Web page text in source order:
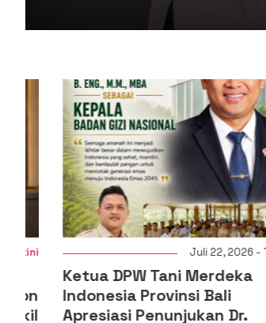
Juli 22, 2026 -Terkini
Ketua DPW Tani Merdeka
Indonesia Provinsi Bali
Apresiasi Penunjukan Dr.